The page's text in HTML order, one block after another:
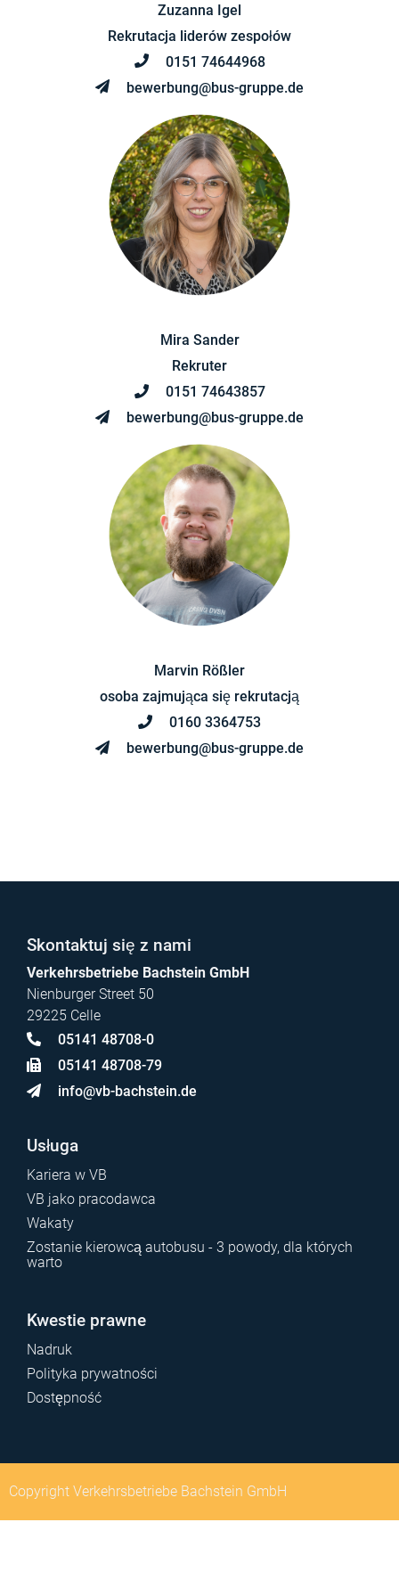
Zuzanna Igel
Rekrutacja liderów zespołów
0151 74644968
bewerbung@bus-gruppe.de
Mira Sander
Rekruter
0151 74643857
bewerbung@bus-gruppe.de
Marvin Rößler
osoba zajmująca się rekrutacją
0160 3364753
bewerbung@bus-gruppe.de
Skontaktuj się z nami
Verkehrsbetriebe Bachstein GmbH
Nienburger Street 50
29225 Celle
05141 48708-0
05141 48708-79
info@vb-bachstein.de
Usługa
Kariera w VB
VB jako pracodawca
Wakaty
Zostanie kierowcą autobusu - 3 powody, dla których
warto
Kwestie prawne
Nadruk
Polityka prywatności
Dostępność
Copyright Verkehrsbetriebe Bachstein GmbH